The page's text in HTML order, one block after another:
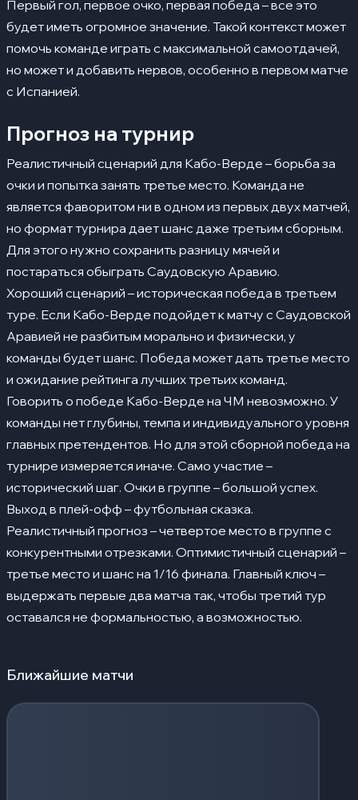
Первый гол, первое очко, первая победа – все это
будет иметь огромное значение. Такой контекст может
помочь команде играть с максимальной самоотдачей,
но может и добавить нервов, особенно в первом матче
с Испанией.
Прогноз на турнир
Реалистичный сценарий для Кабо-Верде – борьба за
очки и попытка занять третье место. Команда не
является фаворитом ни в одном из первых двух матчей,
но формат турнира дает шанс даже третьим сборным.
Для этого нужно сохранить разницу мячей и
постараться обыграть Саудовскую Аравию.
Хороший сценарий – историческая победа в третьем
туре. Если Кабо-Верде подойдет к матчу с Саудовской
Аравией не разбитым морально и физически, у
команды будет шанс. Победа может дать третье место
и ожидание рейтинга лучших третьих команд.
Говорить о победе Кабо-Верде на ЧМ невозможно. У
команды нет глубины, темпа и индивидуального уровня
главных претендентов. Но для этой сборной победа на
турнире измеряется иначе. Само участие –
исторический шаг. Очки в группе – большой успех.
Выход в плей-офф – футбольная сказка.
Реалистичный прогноз – четвертое место в группе с
конкурентными отрезками. Оптимистичный сценарий –
третье место и шанс на 1/16 финала. Главный ключ –
выдержать первые два матча так, чтобы третий тур
оставался не формальностью, а возможностью.
Ближайшие матчи
Загрузка событий...